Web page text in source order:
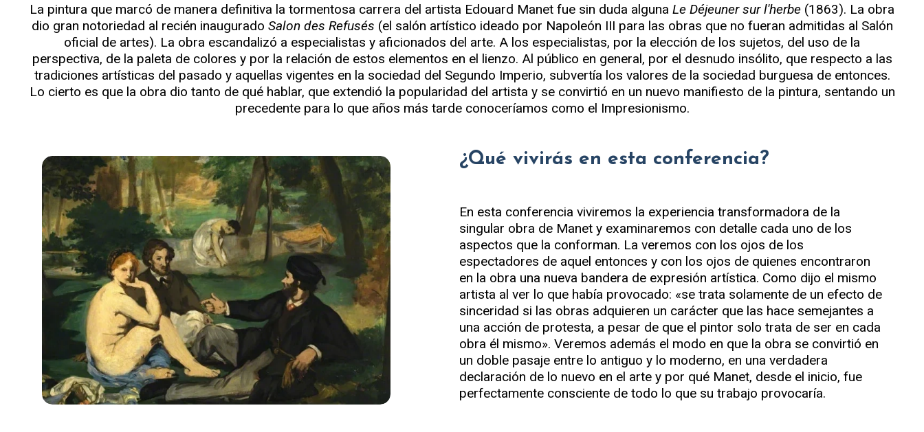
La pintura que marcó de manera definitiva la tormentosa carrera del artista Edouard Manet fue sin duda alguna Le Déjeuner sur l'herbe (1863). La obra
dio gran notoriedad al recién inaugurado Salon des Refusés (el salón artístico ideado por Napoleón III para las obras que no fueran admitidas al Salón
oficial de artes). La obra escandalizó a especialistas y aficionados del arte. A los especialistas, por la elección de los sujetos, del uso de la
perspectiva, de la paleta de colores y por la relación de estos elementos en el lienzo. Al público en general, por el desnudo insólito, que respecto a las
tradiciones artísticas del pasado y aquellas vigentes en la sociedad del Segundo Imperio, subvertía los valores de la sociedad burguesa de entonces.
Lo cierto es que la obra dio tanto de qué hablar, que extendió la popularidad del artista y se convirtió en un nuevo manifiesto de la pintura, sentando un
precedente para lo que años más tarde conoceríamos como el Impresionismo.
¿Qué vivirás en esta conferencia?
En esta conferencia viviremos la experiencia transformadora de la
singular obra de Manet y examinaremos con detalle cada uno de los
aspectos que la conforman. La veremos con los ojos de los
espectadores de aquel entonces y con los ojos de quienes encontraron
en la obra una nueva bandera de expresión artística. Como dijo el mismo
artista al ver lo que había provocado: «se trata solamente de un efecto de
sinceridad si las obras adquieren un carácter que las hace semejantes a
una acción de protesta, a pesar de que el pintor solo trata de ser en cada
obra él mismo». Veremos además el modo en que la obra se convirtió en
un doble pasaje entre lo antiguo y lo moderno, en una verdadera
declaración de lo nuevo en el arte y por qué Manet, desde el inicio, fue
perfectamente consciente de todo lo que su trabajo provocaría.